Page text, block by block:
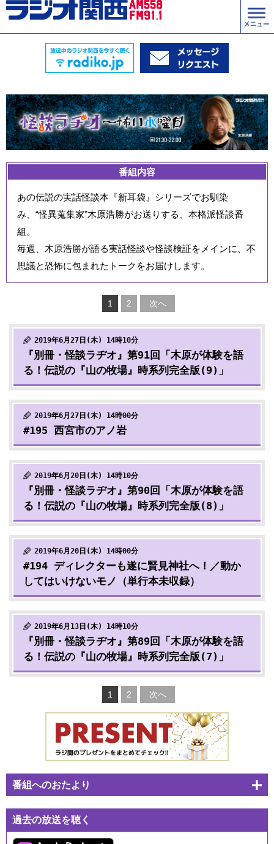
番組内容
あの伝説の実話怪談本『新耳袋』シリーズでお馴染
み、“怪異蒐集家”木原浩勝がお送りする、本格派怪談番
組。
毎週、木原浩勝が語る実話怪談や怪談検証をメインに、不
思議と恐怖に包まれたトークをお届けします。
1 2 次へ
2019年6月27日(木) 14時10分
『別冊・怪談ラヂオ』第91回「木原が体験を語
る！伝説の『山の牧場』時系列完全版(9)」
2019年6月27日(木) 14時00分
#195 西宮市のアノ岩
2019年6月20日(木) 14時10分
『別冊・怪談ラヂオ』第90回「木原が体験を語
る！伝説の『山の牧場』時系列完全版(8)」
2019年6月20日(木) 14時00分
#194 ディレクターも遂に賢見神社へ！／動か
してはいけないモノ（単行本未収録）
2019年6月13日(木) 14時10分
『別冊・怪談ラヂオ』第89回「木原が体験を語
る！伝説の『山の牧場』時系列完全版(7)」
1 2 次へ
番組へのおたより
過去の放送を聴く